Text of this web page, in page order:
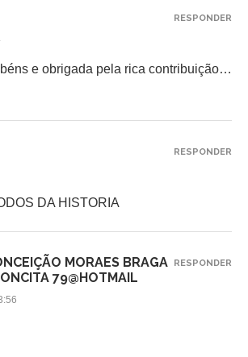
e obrigada pela rica contribuição…
RESPONDER
DA HISTORIA
RESPONDER
MORAES BRAGA
79@HOTMAIL
RESPONDER